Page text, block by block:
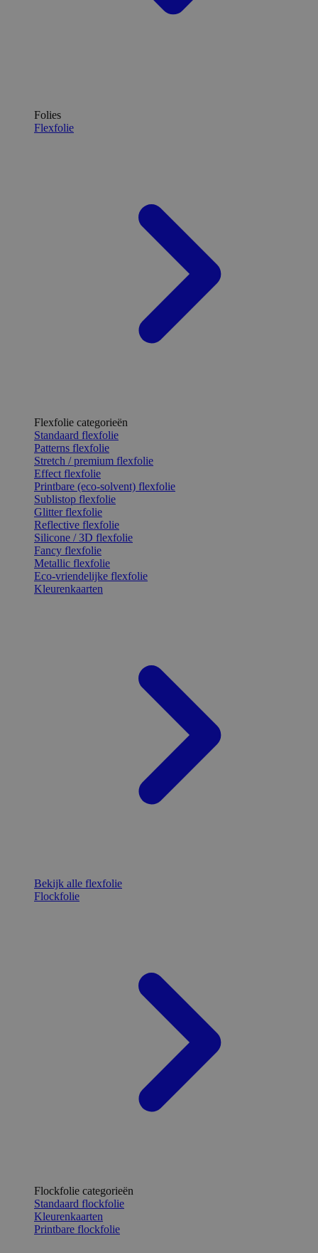
Folies
Flexfolie
Flexfolie categorieën
Standaard flexfolie
Patterns flexfolie
Stretch / premium flexfolie
Effect flexfolie
Printbare (eco-solvent) flexfolie
Sublistop flexfolie
Glitter flexfolie
Reflective flexfolie
Silicone / 3D flexfolie
Fancy flexfolie
Metallic flexfolie
Eco-vriendelijke flexfolie
Kleurenkaarten
Bekijk alle flexfolie
Flockfolie
Flockfolie categorieën
Standaard flockfolie
Kleurenkaarten
Printbare flockfolie